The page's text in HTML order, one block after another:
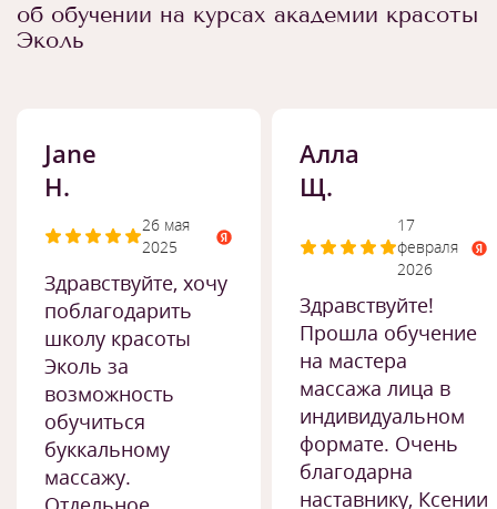
об обучении на курсах академии красоты
Эколь
Jane
H.
26 мая
2025
Здравствуйте, хочу
поблагодарить
школу красоты
Эколь за
возможность
обучиться
буккальному
массажу.
Алла
Щ.
17
февраля
2026
Здравствуйте!
Прошла обучение
на мастера
массажа лица в
индивидуальном
формате. Очень
благодарна
наставнику, Ксении